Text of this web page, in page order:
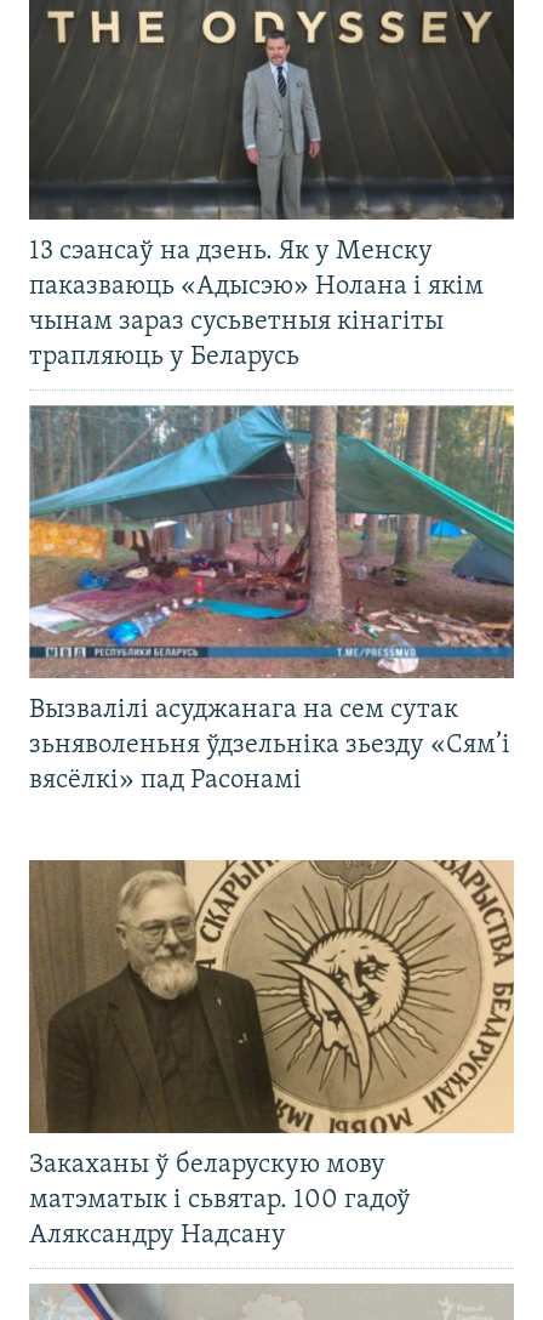
13 сэансаў на дзень. Як у Менску
паказваюць «Адысэю» Нолана і якім
чынам зараз сусьветныя кінагіты
трапляюць у Беларусь
Вызвалілі асуджанага на сем сутак
зьняволеньня ўдзельніка зьезду «Сям’і
вясёлкі» пад Расонамі
Закаханы ў беларускую мову
матэматык і сьвятар. 100 гадоў
Аляксандру Надсану